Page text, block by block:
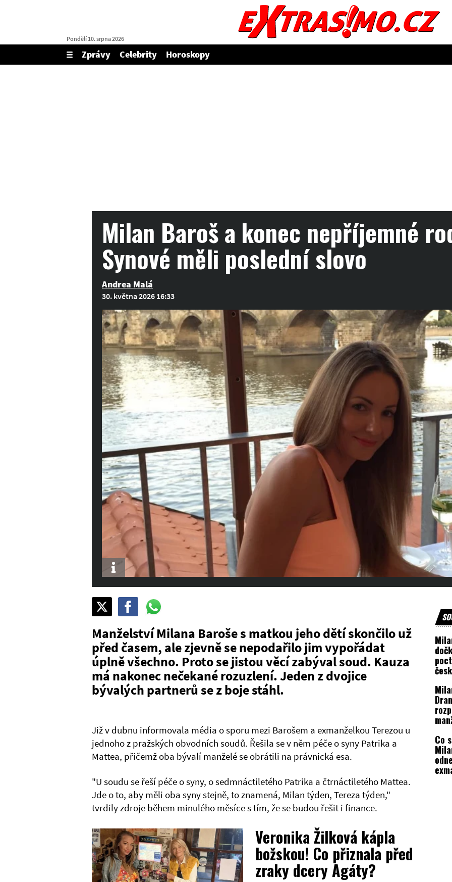
Pondělí 10. srpna 2026
Zobrazit/skrýt
menu
Zprávy Celebrity
Horoskopy
Milan Baroš a konec nepříjemné
Synové měli poslední slovo
Andrea Malá
30. května 2026 16:33
Info
Pošli
na
Pošli
na
FacebookWhatsAppu
Manželství Milana Baroše s matkou jeho dětí skončilo už
před časem, ale zjevně se nepodařilo jim vypořádat
úplně všechno. Proto se jistou věcí zabýval soud. Kauza
má nakonec nečekané rozuzlení. Jeden z dvojice
bývalých partnerů se z boje stáhl.
Již v dubnu informovala média o sporu mezi Barošem a exmanželkou Terezou u
jednoho z pražských obvodních soudů. Řešila se v něm péče o syny Patrika a
Mattea, přičemž oba bývalí manželé se obrátili na právnická esa.
"U soudu se řeší péče o syny, o sedmnáctiletého Patrika a čtrnáctiletého Mattea.
Jde o to, aby měli oba syny stejně, to znamená, Milan týden, Tereza týden,"
tvrdily zdroje během minulého měsíce s tím, že se budou řešit i finance.
Veronika Žilková kápla
božskou! Co přiznala před
zraky dcery Agáty?
Co